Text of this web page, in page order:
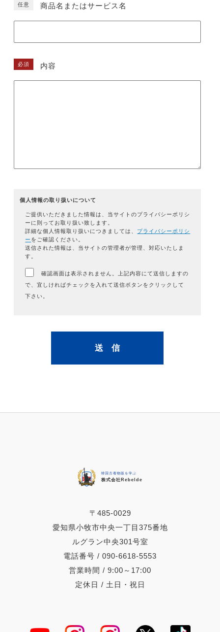
任意 商品名またはサービス名
必須 内容
個人情報の取り扱いについて
ご提供いただきました情報は、当サイトのプライバシーポリシ
ーに則ってお取り扱い致します。
詳細な個人情報取り扱いにつきましては、 プライバシーポリシ
ー をご確認ください。
送信された情報は、当サイトの管理者が管理、対応いたしま
す。
確認画面は表示されません。上記内容にて送信しますの
で、宜しければチェックを入れて送信ボタンをクリックして
下さい。
韓国古着物販を学ぶ
株式会社Rebelde
〒485-0029
愛知県小牧市中央一丁目375番地
ルグラン中央301号室
電話番号 / 090-6618-5553
営業時間 / 9:00～17:00
定休日 / 土日・祝日